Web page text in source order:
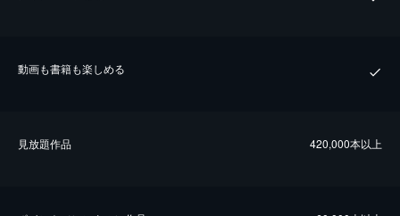
動画も書籍も楽しめる
⾒放題作品 420,000本以上